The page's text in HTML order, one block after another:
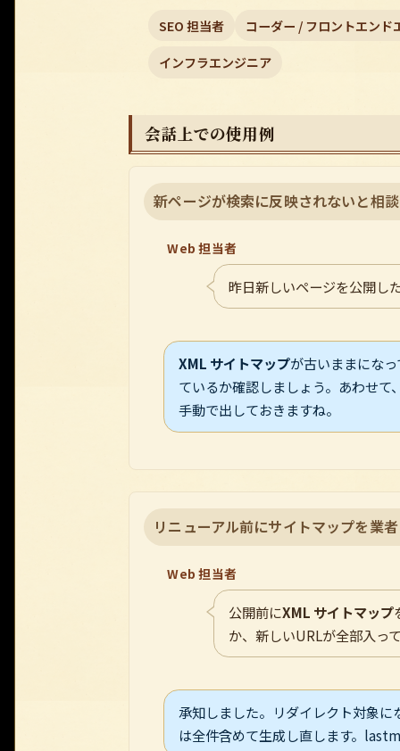
SEO 担当者 コーダー / フロントエンド
インフラエンジニア
会話上での使用例
新ページが検索に反映されないと相
Web 担当者
昨日新しいページを公開し
XML サイトマップが古いままにな
ているか確認しましょう。あわせ
手動で出しておきますね。
リニューアル前にサイトマップを業
Web 担当者
公開前にXML サイトマップ
か、新しいURLが全部入っ
承知しました。リダイレクト対象
は全件含めて生成し直します。